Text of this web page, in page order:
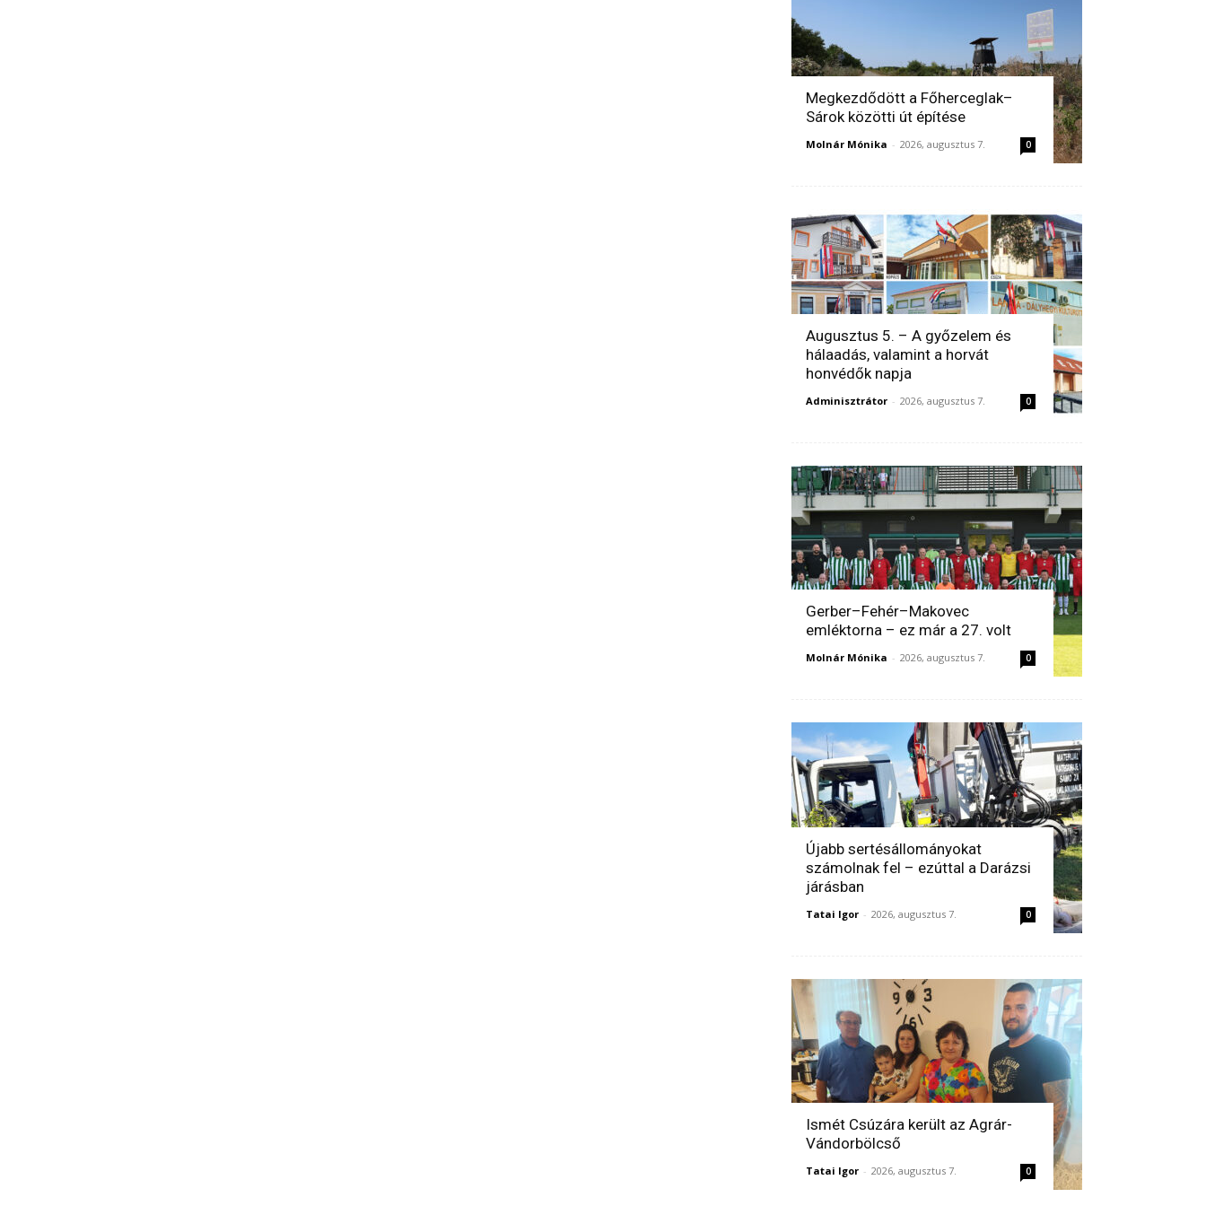
Megkezdődött a Főherceglak–
Sárok közötti út építése
Molnár Mónika - 2026, augusztus 7. 0
Augusztus 5. – A győzelem és
hálaadás, valamint a horvát
honvédők napja
Adminisztrátor - 2026, augusztus 7. 0
Gerber–Fehér–Makovec
emléktorna – ez már a 27. volt
Molnár Mónika - 2026, augusztus 7. 0
Újabb sertésállományokat
számolnak fel – ezúttal a Darázsi
járásban
Tatai Igor - 2026, augusztus 7. 0
Ismét Csúzára került az Agrár-
Vándorbölcső
Tatai Igor - 2026, augusztus 7. 0